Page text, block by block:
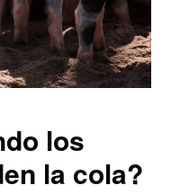
los
la cola?